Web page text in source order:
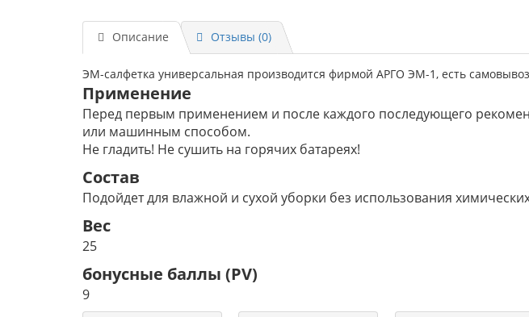
Описание Отзывы (0)
ЭМ-салфетка универсальная производится фирмой АРГО ЭМ-1, есть
Применение
Перед первым применением и после каждого последующего
или машинным способом.
Не гладить! Не сушить на горячих батареях!
Состав
Подойдет для влажной и сухой уборки без использования
Вес
25
бонусные баллы (PV)
9